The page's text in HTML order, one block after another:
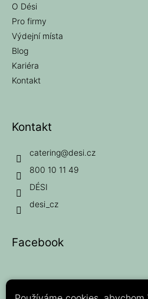
O Dési
Pro firmy
Výdejní místa
Blog
Kariéra
Kontakt
Kontakt
catering@desi.cz
800 10 11 49
DÉSI
desi_cz
Facebook